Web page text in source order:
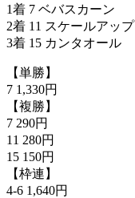
1着 7 ベバスカーン
2着 11 スケールアップ
3着 15 カンタオール
【単勝】
7 1,330円
【複勝】
7 290円
11 280円
15 150円
【枠連】
4-6 1,640円